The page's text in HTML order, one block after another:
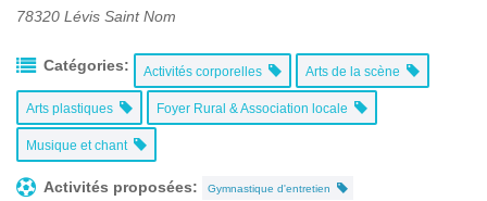
78320 Lévis Saint Nom
Catégories: Activités corporelles Arts de la scène
Arts plastiques Foyer Rural & Association locale
Musique et chant
Activités proposées: Gymnastique d'entretien